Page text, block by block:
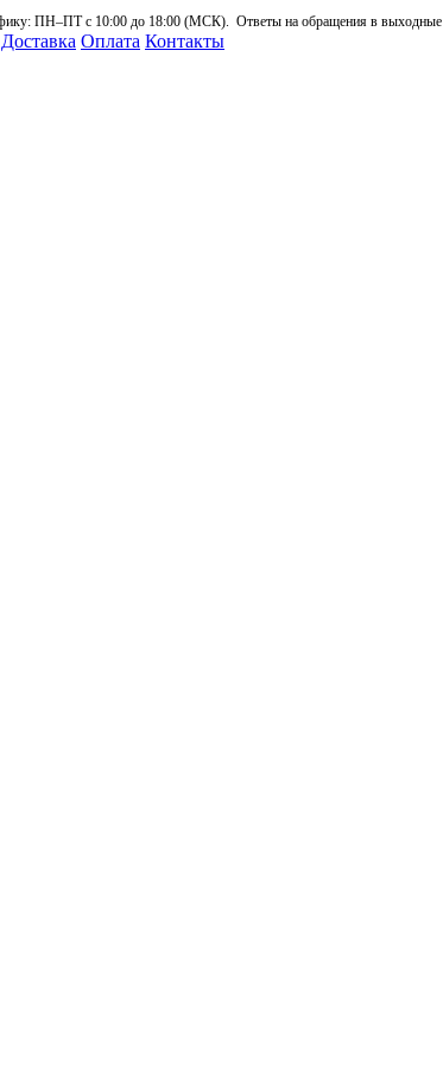
ПН–ПТ с 10:00 до 18:00 (МСК). Ответы на обращения в выходные
Доставка Оплата Контакты